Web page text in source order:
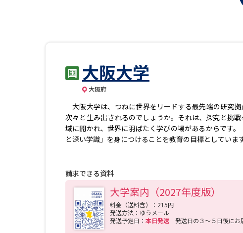
大阪大学
大阪府
大阪大学は、つねに世界をリードする最先端の研究
次々と生み出されるのでしょうか。それは、探究と挑
域に開かれ、世界に羽ばたく学びの場があるからです
と深い学識」を身につけることを教育の目標としてい
学生を大事にし、さまざまなチャレンジを支援する空
請求できる資料
大学案内（2027年度版）
料金（送料含）：215円
発送方法：ゆうメール
発送予定日： 本日発送 発送日の３～５日後にお